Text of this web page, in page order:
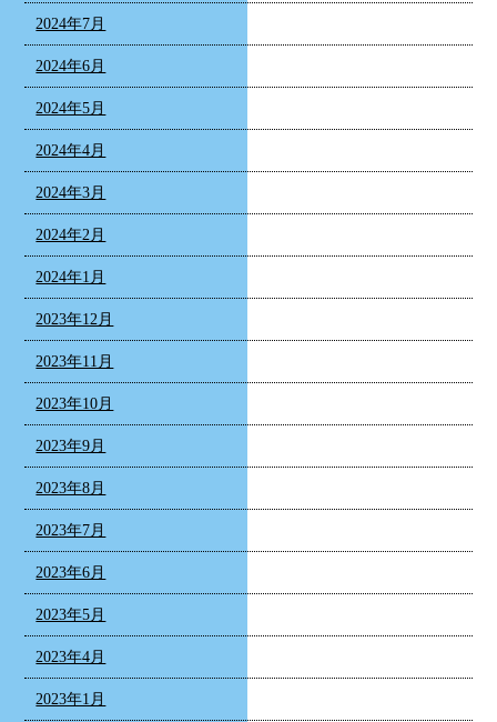
2024年7月
2024年6月
2024年5月
2024年4月
2024年3月
2024年2月
2024年1月
2023年12月
2023年11月
2023年10月
2023年9月
2023年8月
2023年7月
2023年6月
2023年5月
2023年4月
2023年1月